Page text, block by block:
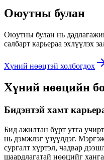
Оюутны булан
Оюутны булан нь
салбарт карьераа эхлүүлэх
Хүний нөөцтэй холбогдох
Хүний нөөцийн
Бидэнтэй хамт
Бид ажилтан бүрт утга
нь дэмжлэг үзүүлдэг.
сургалт хүртэл, чадвар
шаардлагатай нөөцийг